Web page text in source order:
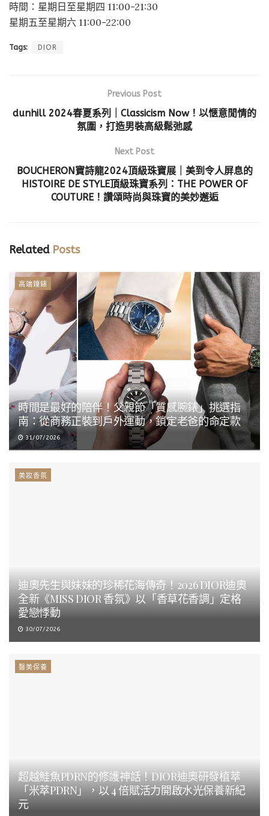
時間：星期日至星期四 11:00-21:30
星期五至星期六 11:00-22:00
Tags: DIOR
Previous Post
dunhill 2024春夏系列｜Classicism Now！以愜意閒情的
氛圍，打造男裝高級鬆弛感
Next Post
BOUCHERON寶詩龍2024頂級珠寶展｜美到令人屏息的
HISTOIRE DE STYLE頂級珠寶系列：THE POWER OF
COUTURE！讚頌時尚與珠寶的美妙邂逅
RelatedPosts
高端鐘錶
時間是最好的陪伴！父親節「質感腕錶」挑選指
南：從商務正裝到戶外運動，鎖定老爸的命定款
31/07/2026
美妝香氛
迪奧先生與妹妹的珍稀花海傳奇！2026 DIOR迪奧
全新《MISS DIOR 香氛》以「香草花香調」定格
愛戀悸動
30/07/2026
醫美保養
超越鮭魚PDRN的修護神話！DIOR迪奧研發植萃
「米萃PDRN」，以 4 倍賦活力開啟水光保養新紀
元